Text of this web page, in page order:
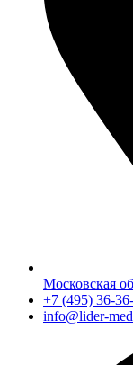
Московская
+7 (495) 36-
info@lider-